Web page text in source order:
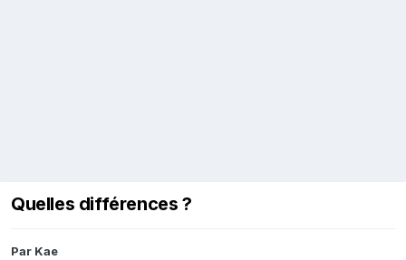
Quelles différences ?
Par Kae